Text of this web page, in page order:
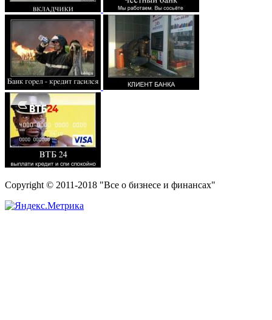
Copyright © 2011-2018 "Все о бизнесе и финансах"